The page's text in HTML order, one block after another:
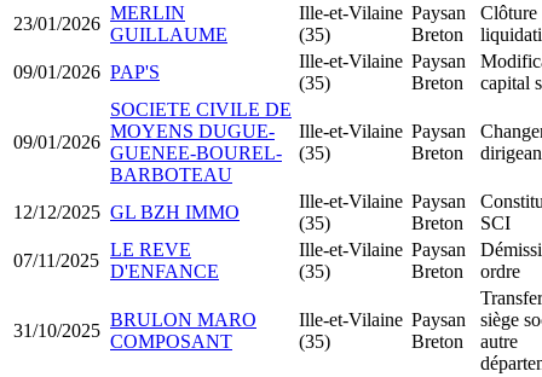
23/01/2026
MERLIN
GUILLAUME
Ille-et-Vilaine
(35)
Paysan
Breton
Clôture
09/01/2026 PAP'S
Ille-et-Vilaine
(35)
Paysan
Breton
capital
09/01/2026
SOCIETE CIVILE DE
MOYENS DUGUE-
GUENEE-BOUREL-
BARBOTEAU
Ille-et-Vilaine
(35)
Paysan
Breton
12/12/2025 GL BZH IMMO
Ille-et-Vilaine
(35)
Paysan
Breton
SCI
07/11/2025
LE REVE
D'ENFANCE
Ille-et-Vilaine
(35)
Paysan
Breton
ordre
31/10/2025
BRULON MARO
COMPOSANT
Ille-et-Vilaine
(35)
Paysan
Breton
siège
autre